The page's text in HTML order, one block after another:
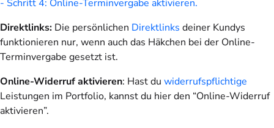
- Schritt 4: Online-Terminvergabe aktivieren.
Direktlinks: Die persönlichen Direktlinks deiner Kundys
funktionieren nur, wenn auch das Häkchen bei der Online-
Terminvergabe gesetzt ist.
Online-Widerruf aktivieren: Hast du widerrufspflichtige
Leistungen im Portfolio, kannst du hier den “Online-Widerruf
aktivieren”.